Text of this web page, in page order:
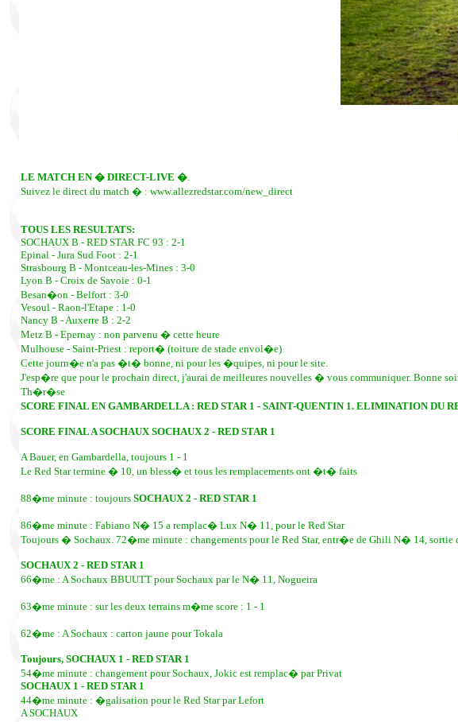
LE MATCH EN � DIRECT-LIVE �.
Suivez le direct du match � : www.allezredstar.com/new_direct
TOUS LES RESULTATS:
SOCHAUX B - RED STAR FC 93 : 2-1
Epinal - Jura Sud Foot : 2-1
Strasbourg B - Montceau-les-Mines : 3-0
Lyon B - Croix de Savoie : 0-1
Besan�on - Belfort : 3-0
Vesoul - Raon-l'Etape : 1-0
Nancy B - Auxerre B : 2-2
Metz B - Epernay : non parvenu � cette heure
Mulhouse - Saint-Priest : report� (toiture de stade envol�e)
Cette journ�e n'a pas �t� bonne, ni pour les �quipes, ni pour le site.
J'esp�re que pour le prochain direct, j'aurai de meilleures nouvelles � vous communiquer. Bonne
Th�r�se
SCORE FINAL EN GAMBARDELLA : RED STAR 1 - SAINT-QUENTIN 1. ELIMINATION DU
SCORE FINAL A SOCHAUX SOCHAUX 2 - RED STAR 1
A Bauer, en Gambardella, toujours 1 - 1
Le Red Star termine � 10, un bless� et tous les remplacements ont �t� faits
88�me minute : toujours SOCHAUX 2 - RED STAR 1
86�me minute : Fabiano N� 15 a remplac� Lux N� 11, pour le Red Star
Toujours � Sochaux. 72�me minute : changements pour le Red Star, entr�e de Ghili N� 14,
SOCHAUX 2 - RED STAR 1
66�me : A Sochaux BBUUTT pour Sochaux par le N� 11, Nogueira
63�me minute : sur les deux terrains m�me score : 1 - 1
62�me : A Sochaux : carton jaune pour Tokala
Toujours, SOCHAUX 1 - RED STAR 1
54�me minute : changement pour Sochaux, Jokic est remplac� par Privat
SOCHAUX 1 - RED STAR 1
44�me minute : �galisation pour le Red Star par Lefort
A SOCHAUX